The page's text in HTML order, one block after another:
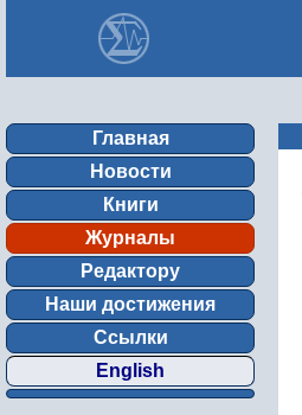
Главная
Новости
Книги
Журналы
Редактору
Наши достижения
Ссылки
English